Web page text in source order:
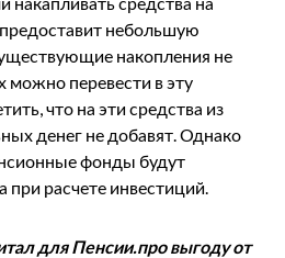
небольшую
накопления не
можно перевести в эту
что на эти средства из
денег не добавят. Однако
фонды будут
при расчете инвестиций.
для Пенсии.про выгоду от